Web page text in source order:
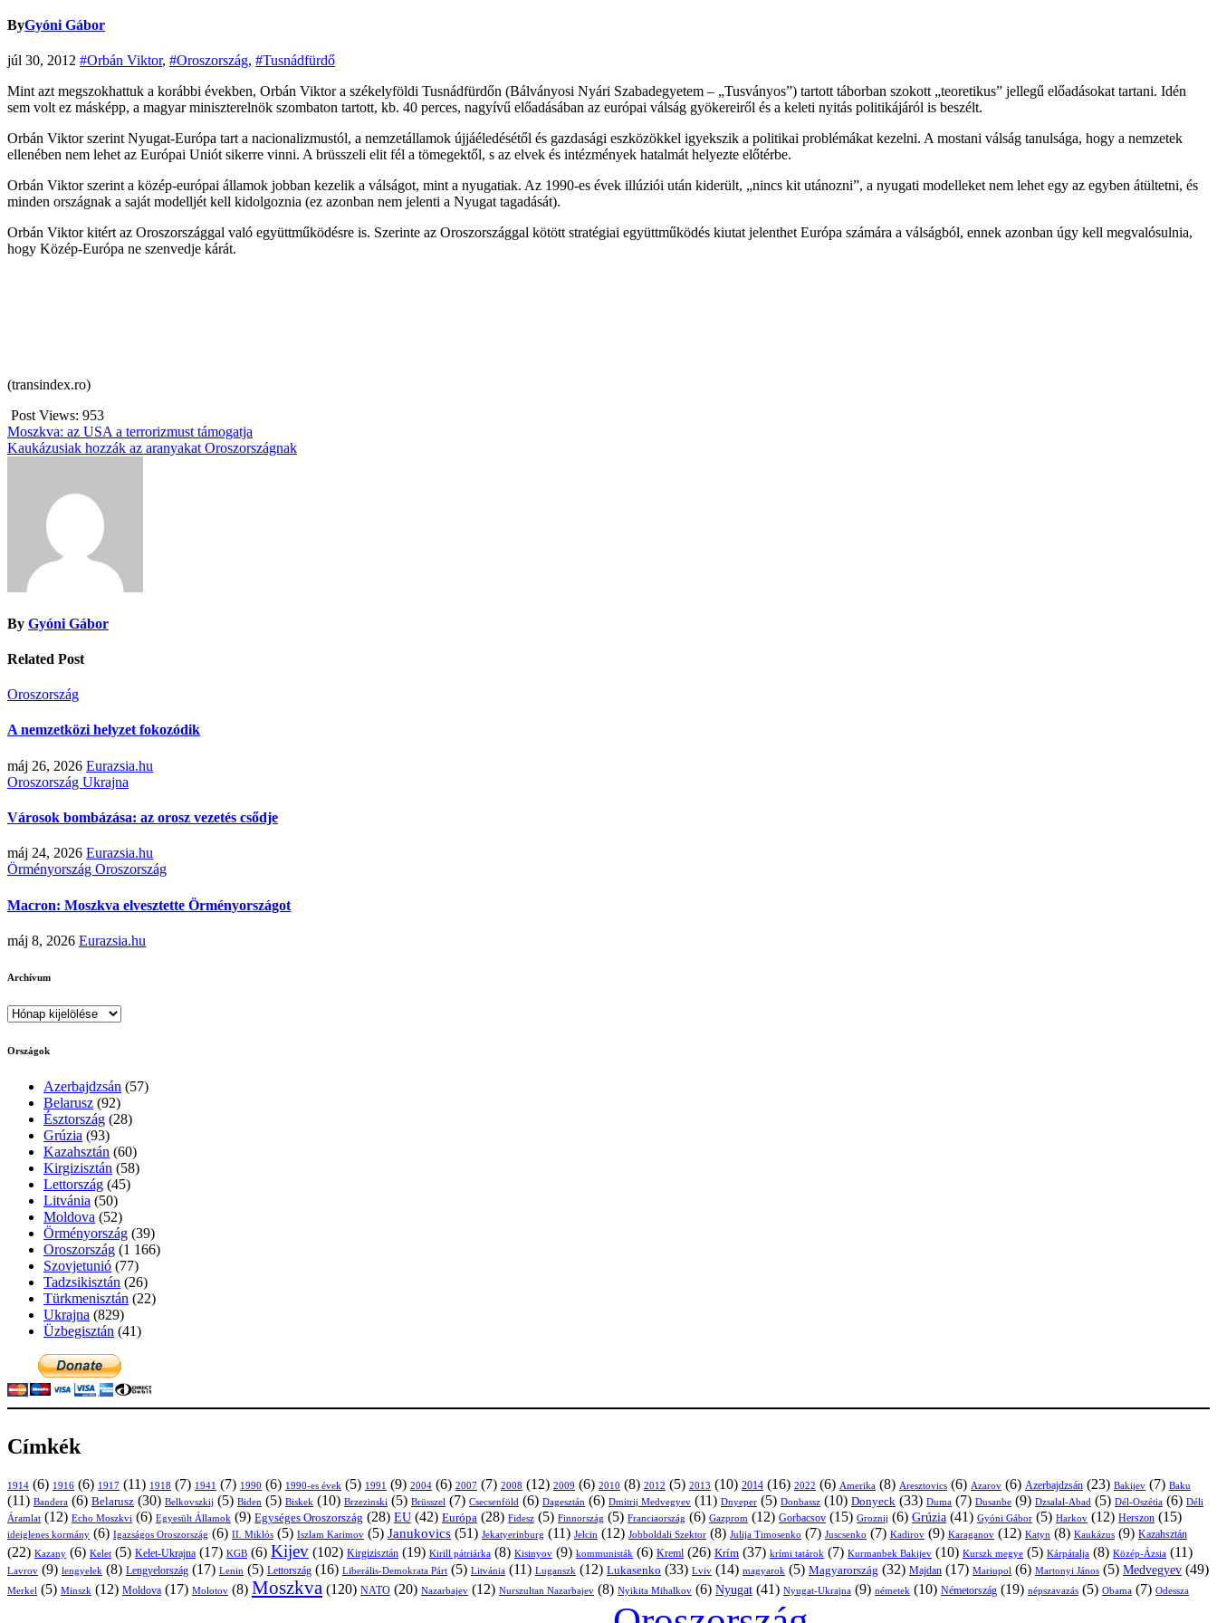
ByGyóni Gábor
júl 30, 2012 #Orbán Viktor, #Oroszország, #Tusnádfürdő
Mint azt megszokhattuk a korábbi években, Orbán Viktor a székelyföldi Tusnádfürdőn (Bálványosi Nyári Szabadegyetem – „Tusványos”) tartott táborban szokott „teoretikus” jellegű előadásokat tartani. Idén
sem volt ez másképp, a magyar miniszterelnök szombaton tartott, kb. 40 perces, nagyívű előadásában az európai válság gyökereiről és a keleti nyitás politikájáról is beszélt.
Orbán Viktor szerint Nyugat-Európa tart a nacionalizmustól, a nemzetállamok újjáéledésétől és gazdasági eszközökkel igyekszik a politikai problémákat kezelni. A mostani válság tanulsága, hogy a nemzetek
ellenében nem lehet az Európai Uniót sikerre vinni. A brüsszeli elit fél a tömegektől, s az elvek és intézmények hatalmát helyezte előtérbe.
Orbán Viktor szerint a közép-európai államok jobban kezelik a válságot, mint a nyugatiak. Az 1990-es évek illúziói után kiderült, „nincs kit utánozni”, a nyugati modelleket nem lehet egy az egyben átültetni, és
minden országnak a saját modelljét kell kidolgoznia (ez azonban nem jelenti a Nyugat tagadását).
Orbán Viktor kitért az Oroszországgal való együttműködésre is. Szerinte az Oroszországgal kötött stratégiai együttműködés kiutat jelenthet Európa számára a válságból, ennek azonban úgy kell megvalósulnia,
hogy Közép-Európa ne szenvedje kárát.
(transindex.ro)
Post Views: 953
Bejegyzés
navigáció
Moszkva: az USA a terrorizmust támogatja
Kaukázusiak hozzák az aranyakat Oroszországnak
By Gyóni Gábor
Related Post
Oroszország
A nemzetközi helyzet fokozódik
máj 26, 2026 Eurazsia.hu
Oroszország Ukrajna
Városok bombázása: az orosz vezetés csődje
máj 24, 2026 Eurazsia.hu
Örményország Oroszország
Macron: Moszkva elvesztette Örményországot
máj 8, 2026 Eurazsia.hu
Archívum
Archívum
Országok
Azerbajdzsán (57)
Belarusz (92)
Észtország (28)
Grúzia (93)
Kazahsztán (60)
Kirgizisztán (58)
Lettország (45)
Litvánia (50)
Moldova (52)
Örményország (39)
Oroszország (1 166)
Szovjetunió (77)
Tadzsikisztán (26)
Türkmenisztán (22)
Ukrajna (829)
Üzbegisztán (41)
Címkék
1914 (6) 1916 (6) 1917 (11) 1918 (7) 1941 (7) 1990 (6) 1990-es évek (5) 1991 (9) 2004 (6) 2007 (7) 2008 (12) 2009 (6) 2010 (8) 2012 (5) 2013 (10) 2014 (16) 2022 (6) Amerika (8) Aresztovics (6) Azarov (6) Azerbajdzsán (23) Bakijev (7) Baku
(11) Bandera (6) Belarusz (30) Belkovszkij (5) Biden (5) Biskek (10) Brzezinski (5) Brüsszel (7) Csecsenföld (6) Dagesztán (6) Dmitrij Medvegyev (11) Dnyeper (5) Donbassz (10) Donyeck (33) Duma (7) Dusanbe (9) Dzsalal-Abad (5) Dél-Oszétia (6) Déli
Áramlat (12) Echo Moszkvi (6) Egyesült Államok (9) Egységes Oroszország (28) EU (42) Európa (28) Fidesz (5) Finnország (5) Franciaország (6) Gazprom (12) Gorbacsov (15) Groznij (6) Grúzia (41) Gyóni Gábor (5) Harkov (12) Herszon (15)
ideiglenes kormány (6) Igazságos Oroszország (6) II. Miklós (5) Iszlam Karimov (5) Janukovics (51) Jekatyerinburg (11) Jelcin (12) Jobboldali Szektor (8) Julija Timosenko (7) Juscsenko (7) Kadirov (9) Karaganov (12) Katyn (8) Kaukázus (9) Kazahsztán
(22) Kazany (6) Kelet (5) Kelet-Ukrajna (17) KGB (6) Kijev (102) Kirgizisztán (19) Kirill pátriárka (8) Kisinyov (9) kommunisták (6) Kreml (26) Krím (37) krími tatárok (7) Kurmanbek Bakijev (10) Kurszk megye (5) Kárpátalja (8) Közép-Ázsia (11)
Lavrov (9) lengyelek (8) Lengyelország (17) Lenin (5) Lettország (16) Liberális-Demokrata Párt (5) Litvánia (11) Luganszk (12) Lukasenko (33) Lviv (14) magyarok (5) Magyarország (32) Majdan (17) Mariupol (6) Martonyi János (5) Medvegyev (49)
Merkel (5) Minszk (12) Moldova (17) Molotov (8) Moszkva (120) NATO (20) Nazarbajev (12) Nurszultan Nazarbajev (8) Nyikita Mihalkov (6) Nyugat (41) Nyugat-Ukrajna (9) németek (10) Németország (19) népszavazás (5) Obama (7) Odessza